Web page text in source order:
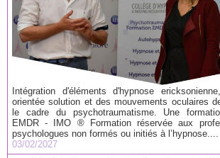
Intégration d'éléments d'hypnose
orientée solution et des mouvements oculaires
le cadre du psychotraumatisme. Une
EMDR - IMO ® Formation réservée aux
psychologues non formés ou initiés à l’hypnose....
03/02/2027